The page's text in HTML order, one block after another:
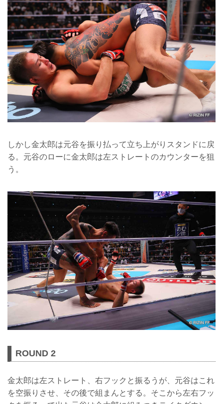
しかし金太郎は元谷を振り払って立ち上がりスタンドに戻
る。元谷のローに金太郎は左ストレートのカウンターを狙
う。
ROUND 2
金太郎は左ストレート、右フックと振るうが、元谷はこれ
を空振りさせ、その後で組まんとする。そこから左右フッ